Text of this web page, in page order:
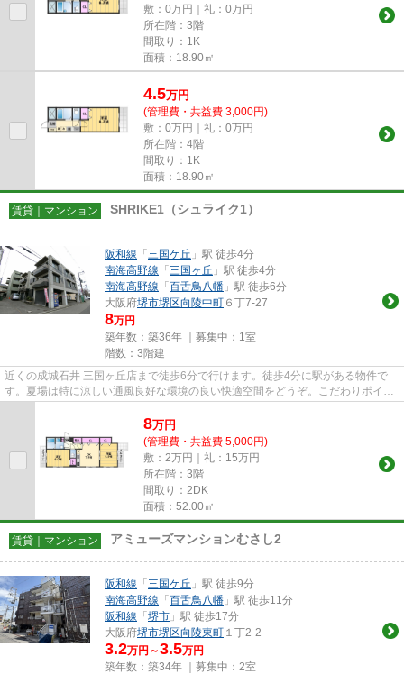
敷：0万円｜礼：0万円
所在階：3階
間取り：1K
面積：18.90㎡
4.5万円
(管理費・共益費 3,000円)
敷：0万円｜礼：0万円
所在階：4階
間取り：1K
面積：18.90㎡
賃貸｜マンション SHRIKE1（シュライク1）
阪和線 「 三国ケ丘 」駅 徒歩4分
南海高野線 「 三国ヶ丘 」駅 徒歩4分
南海高野線 「 百舌鳥八幡 」駅 徒歩6分
大阪府堺市堺区向陵中町 ６丁7-27
8万円
築年数：築36年 ｜募集中： 1室
階数：3階建
近くの成城石井 三国ヶ丘店まで徒歩6分で行けます。徒歩4分に駅がある物件で
す。夏場は特に涼しい通風良好な環境の良い快適空間をどうぞ。こだわりポイン
8万円
(管理費・共益費 5,000円)
敷：2万円｜礼：15万円
所在階：3階
間取り：2DK
面積：52.00㎡
賃貸｜マンション アミューズマンションむさし2
阪和線 「 三国ケ丘 」駅 徒歩9分
南海高野線 「 百舌鳥八幡 」駅 徒歩11分
阪和線 「 堺市 」駅 徒歩17分
大阪府堺市堺区向陵東町 １丁2-2
3.2万円～3.5万円
築年数：築34年 ｜募集中： 2室